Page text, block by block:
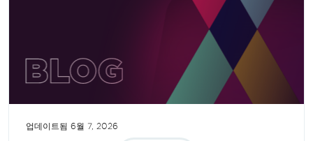
업데이트됨 6월 7, 2026